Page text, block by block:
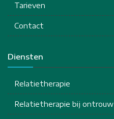
Tarieven
Contact
Diensten
Relatietherapie
Relatietherapie bij ontrouw